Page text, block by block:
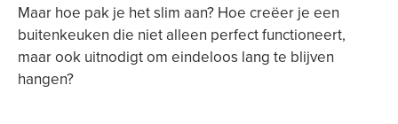
Maar hoe pak je het slim aan? Hoe creëer je een
buitenkeuken die niet alleen perfect functioneert,
maar ook uitnodigt om eindeloos lang te blijven
hangen?